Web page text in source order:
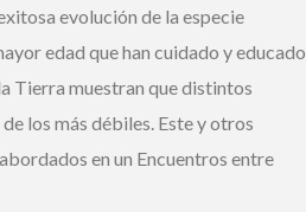
evolución de la especie
edad que han cuidado y educado
Tierra muestran que distintos
los más débiles. Este y otros
en un Encuentros entre
o consulta?